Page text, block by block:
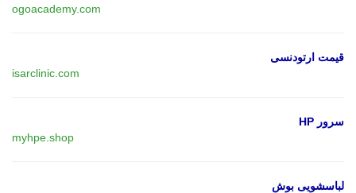
ogoacademy.com
قیمت ارتودنسی
isarclinic.com
سرور HP
myhpe.shop
لباسشویی بوش